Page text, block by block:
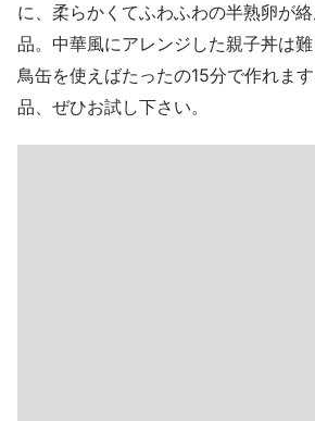
に、柔らかくてふわふわの半熟卵が
品。中華風にアレンジした親子丼は
鳥缶を使えばたったの15分で作れま
品、ぜひお試し下さい。